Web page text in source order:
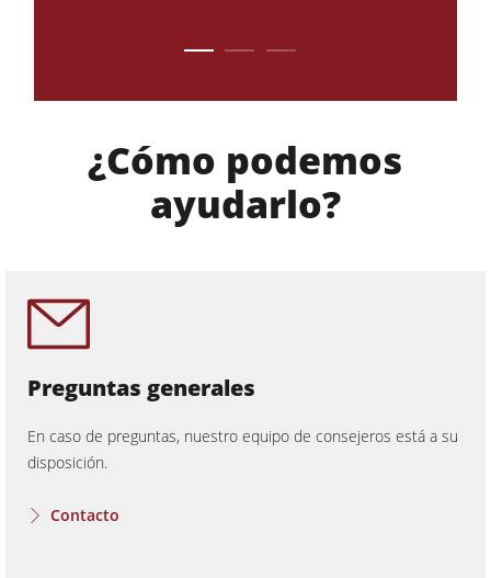
Equipamiento para el taller
Gestión de proyectos
¿Cómo podemos
ayudarlo?
Preguntas generales
En caso de preguntas, nuestro equipo de consejeros está a su
disposición.
Contacto